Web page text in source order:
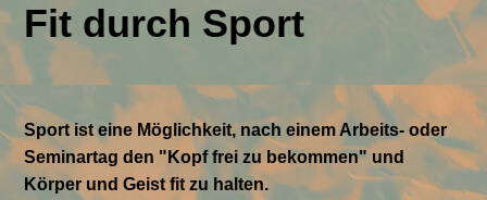
Fit durch Sport
Sport ist eine Möglichkeit, nach einem Arbeits- oder
Seminartag den "Kopf frei zu bekommen" und
Körper und Geist fit zu halten.